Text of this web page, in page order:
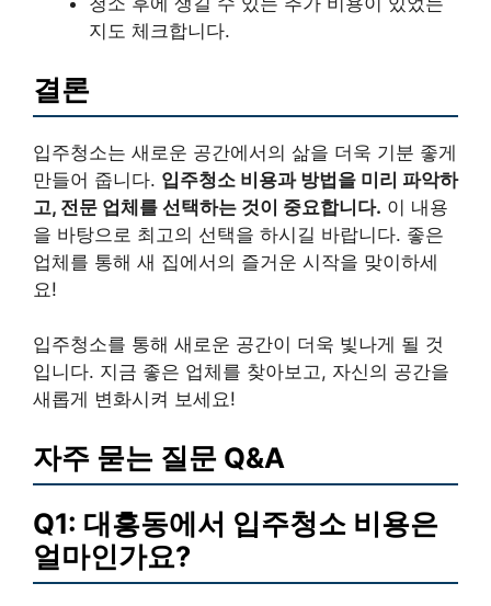
지도 체크합니다.
결론
입주청소는 새로운 공간에서의 삶을 더욱 기분 좋게
만들어 줍니다. 입주청소 비용과 방법을 미리 파악하
고, 전문 업체를 선택하는 것이 중요합니다. 이 내용
을 바탕으로 최고의 선택을 하시길 바랍니다. 좋은
업체를 통해 새 집에서의 즐거운 시작을 맞이하세
요!
입주청소를 통해 새로운 공간이 더욱 빛나게 될 것
입니다. 지금 좋은 업체를 찾아보고, 자신의 공간을
새롭게 변화시켜 보세요!
자주 묻는 질문 Q&A
Q1: 대흥동에서 입주청소 비용은
얼마인가요?